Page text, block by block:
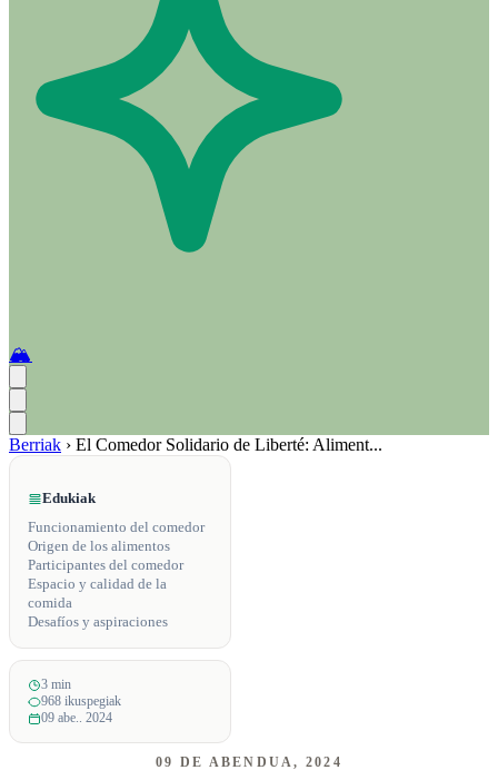
🏔️
Berriak › El Comedor Solidario de Liberté: Aliment...
Edukiak
Funcionamiento del comedor
Origen de los alimentos
Participantes del comedor
Espacio y calidad de la
comida
Desafíos y aspiraciones
3 min
968 ikuspegiak
09 abe.. 2024
09 DE ABENDUA, 2024